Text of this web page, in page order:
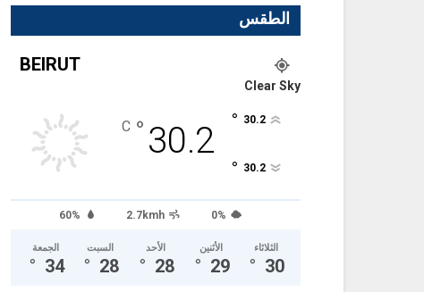
الطقس
BEIRUT
Clear Sky
30.2
°
C 30.2
°
30.2
°
60% 2.7kmh 0%
الجمعة
34
°
السبت
28
°
الأحد
28
°
الأثنين
29
°
الثلاثاء
30
°